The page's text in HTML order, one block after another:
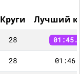
Круги
Лучший
28
28